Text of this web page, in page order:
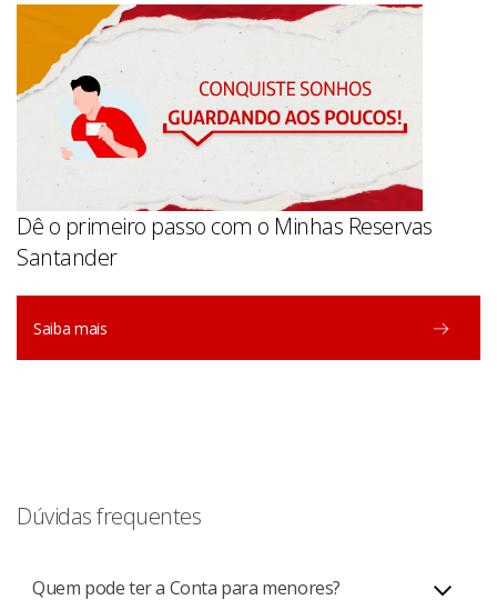
Dê o primeiro passo com o Minhas Reservas
Santander
Saiba mais
Dúvidas frequentes
Quem pode ter a Conta para menores?